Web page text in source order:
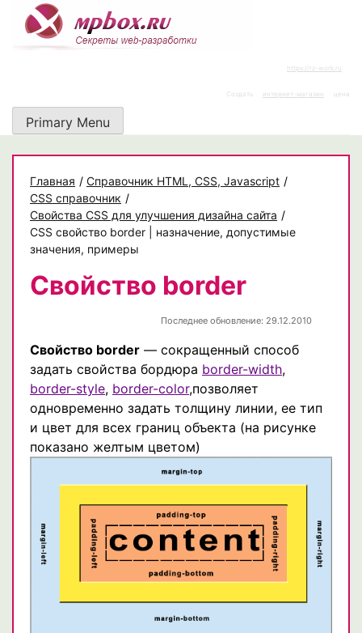
content
https://rz-work.ru
Создать интернет-магазин цена
Primary Menu
Главная / Cправочник HTML, CSS, Javascript /
CSS справочник /
Свойства CSS для улучшения дизайна сайта /
CSS свойство border | назначение, допустимые
значения, примеры
Свойство border
Последнее обновление: 29.12.2010
Свойство border — сокращенный способ
задать свойства бордюра border-width,
border-style, border-color,позволяет
одновременно задать толщину линии, ее тип
и цвет для всех границ объекта (на рисунке
показано желтым цветом)